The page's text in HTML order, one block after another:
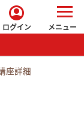
account_circle
ログイン メニュー
座詳細